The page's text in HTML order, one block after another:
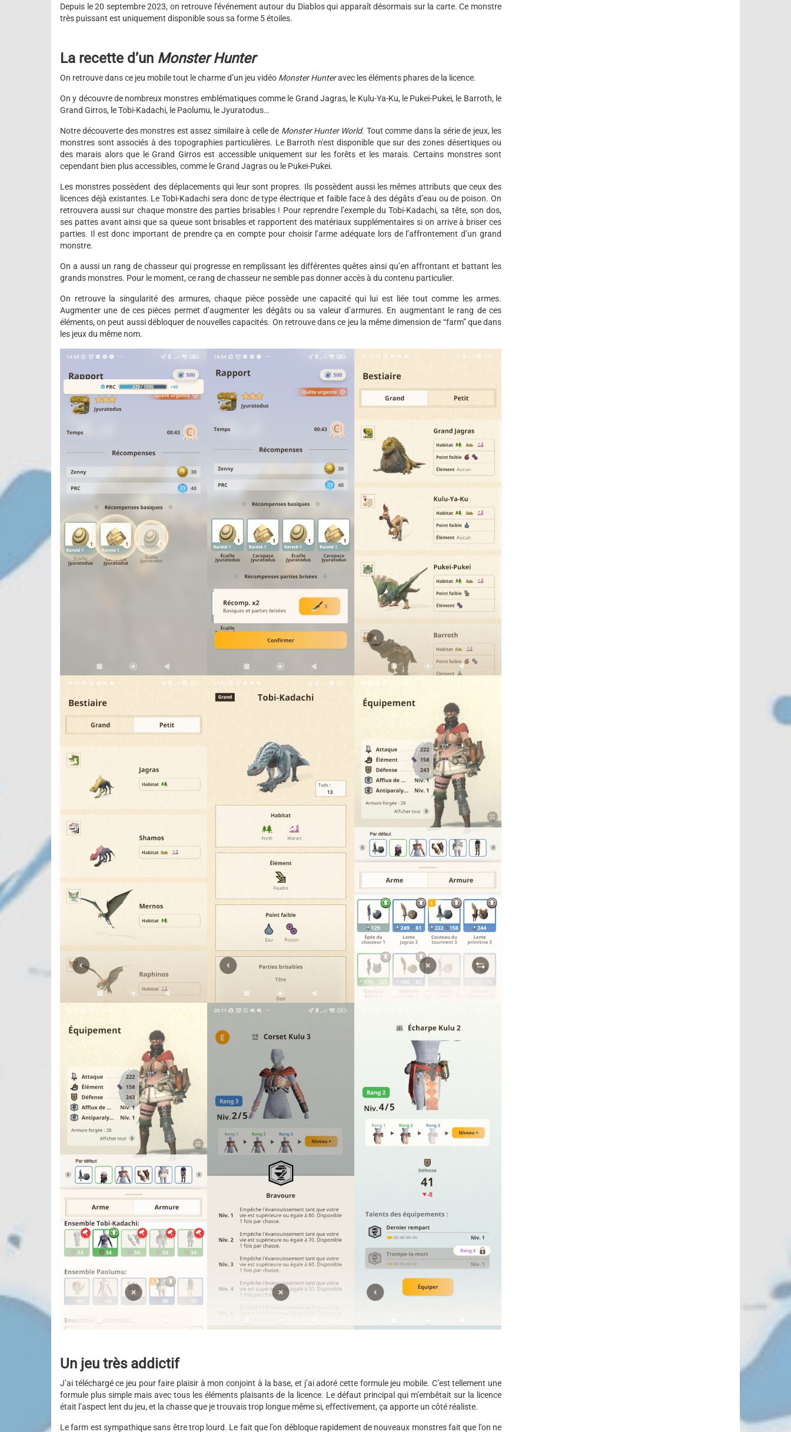
Depuis le 20 septembre 2023, on retrouve l'événement autour du Diablos qui apparaît désormais sur la carte. Ce monstre
très puissant est uniquement disponible sous sa forme 5 étoiles.
La recette d’un Monster Hunter
On retrouve dans ce jeu mobile tout le charme d’un jeu vidéo Monster Hunteravec les éléments phares de la licence.
On y découvre de nombreux monstres emblématiques comme le Grand Jagras, le Kulu-Ya-Ku, le Pukei-Pukei, le Barroth, le
Grand Girros, le Tobi-Kadachi, le Paolumu, le Jyuratodus…
Notre découverte des monstres est assez similaire à celle de Monster Hunter World. Tout comme dans la série de jeux, les
monstres sont associés à des topographies particulières. Le Barroth n'est disponible que sur des zones désertiques ou
des marais alors que le Grand Girros est accessible uniquement sur les forêts et les marais. Certains monstres sont
cependant bien plus accessibles, comme le Grand Jagras ou le Pukei-Pukei.
Les monstres possèdent des déplacements qui leur sont propres. Ils possèdent aussi les mêmes attributs que ceux des
licences déjà existantes. Le Tobi-Kadachi sera donc de type électrique et faible face à des dégâts d’eau ou de poison. On
retrouvera aussi sur chaque monstre des parties brisables ! Pour reprendre l’exemple du Tobi-Kadachi, sa tête, son dos,
ses pattes avant ainsi que sa queue sont brisables et rapportent des matériaux supplémentaires si on arrive à briser ces
parties. Il est donc important de prendre ça en compte pour choisir l’arme adéquate lors de l’affrontement d’un grand
monstre.
On a aussi un rang de chasseur qui progresse en remplissant les différentes quêtes ainsi qu’en affrontant et battant les
grands monstres. Pour le moment, ce rang de chasseur ne semble pas donner accès à du contenu particulier.
On retrouve la singularité des armures, chaque pièce possède une capacité qui lui est liée tout comme les armes.
Augmenter une de ces pièces permet d’augmenter les dégâts ou sa valeur d’armures. En augmentant le rang de ces
éléments, on peut aussi débloquer de nouvelles capacités. On retrouve dans ce jeu la même dimension de “farm” que dans
les jeux du même nom.
Un jeu très addictif
J’ai téléchargé ce jeu pour faire plaisir à mon conjoint à la base, et j’ai adoré cette formule jeu mobile. C’est tellement une
formule plus simple mais avec tous les éléments plaisants de la licence. Le défaut principal qui m’embêtait sur la licence
était l’aspect lent du jeu, et la chasse que je trouvais trop longue même si, effectivement, ça apporte un côté réaliste.
Le farm est sympathique sans être trop lourd. Le fait que l’on débloque rapidement de nouveaux monstres fait que l'on ne